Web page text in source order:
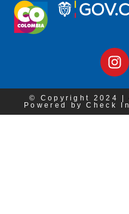
© Copyright 2024 |
Powered by Check